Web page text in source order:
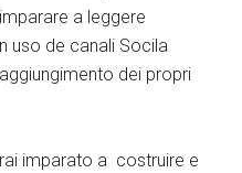
a leggere
uso de canali Socila
dei propri
imparato a costruire e